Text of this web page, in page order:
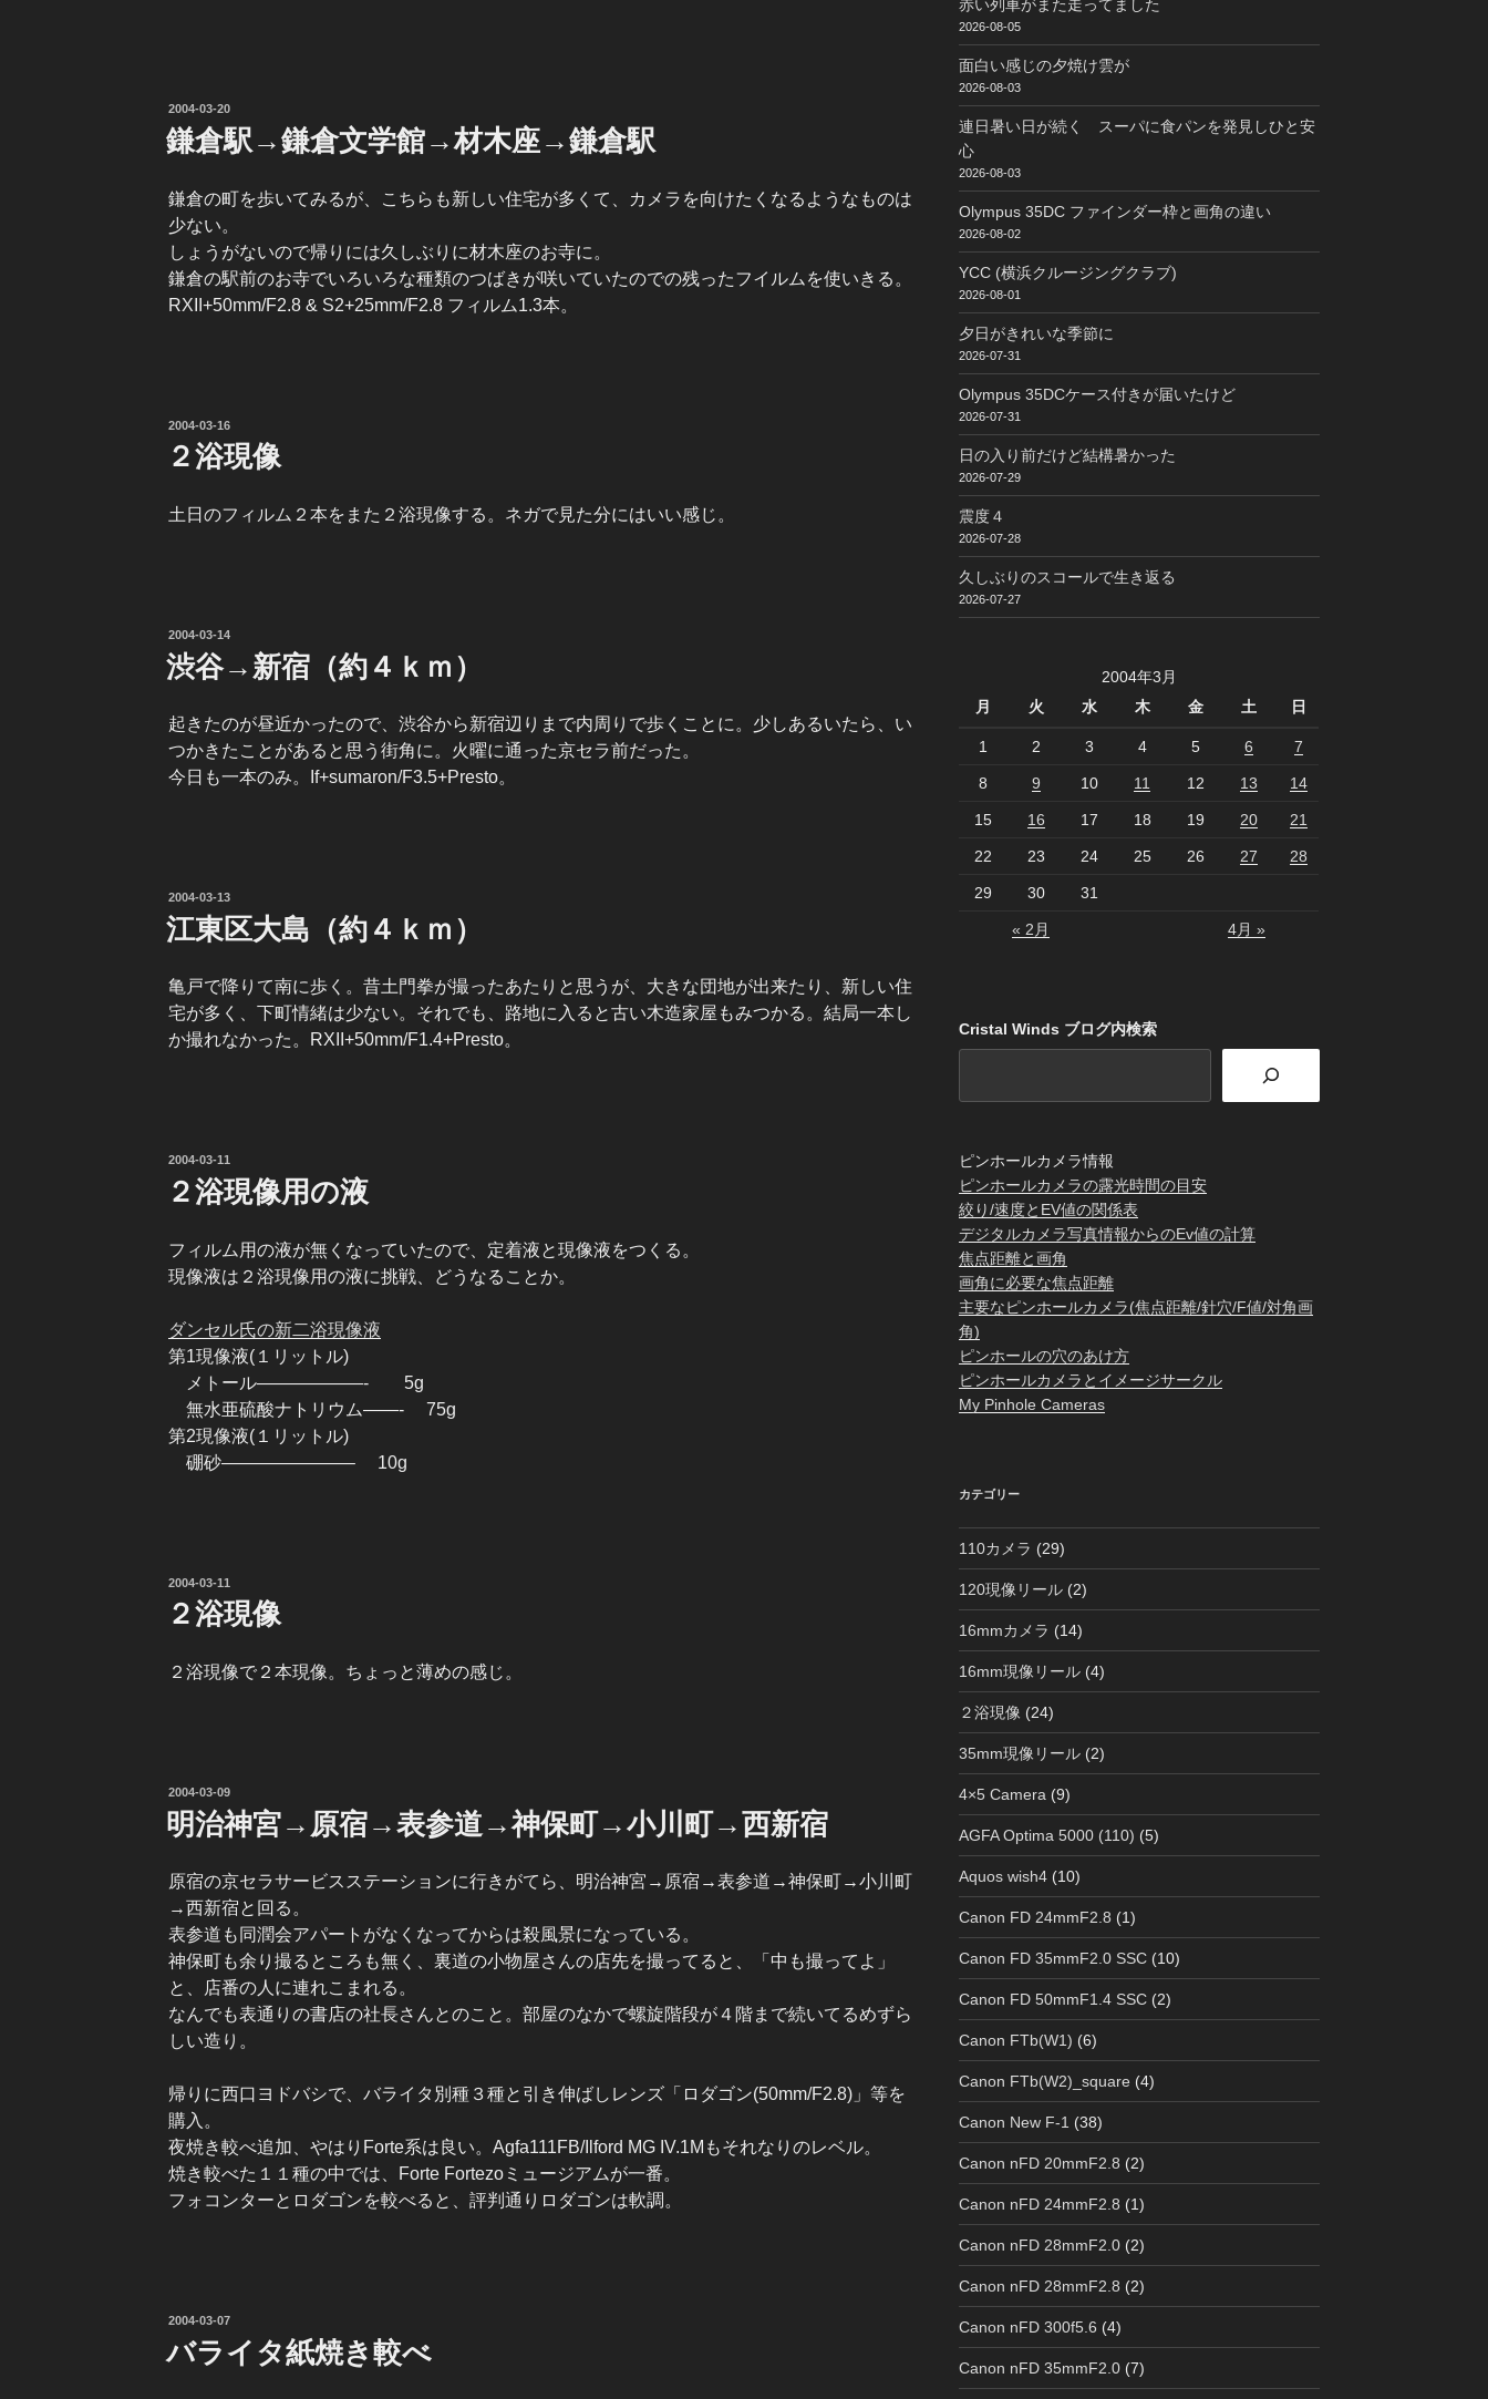
投
稿
日:
2004-03-20
鎌倉駅→鎌倉文学館→材木座→鎌倉駅
鎌倉の町を歩いてみるが、こちらも新しい住宅が多くて、カメラを向けたくなるようなものは
少ない。
しょうがないので帰りには久しぶりに材木座のお寺に。
鎌倉の駅前のお寺でいろいろな種類のつばきが咲いていたのでの残ったフイルムを使いきる。
RXII+50mm/F2.8 & S2+25mm/F2.8 フィルム1.3本。
投
日:
2004-03-16
２浴現像
土日のフィルム２本をまた２浴現像する。ネガで見た分にはいい感じ。
投
稿
日:
2004-03-14
渋谷→新宿（約４ｋｍ）
起きたのが昼近かったので、渋谷から新宿辺りまで内周りで歩くことに。少しあるいたら、い
つかきたことがあると思う街角に。火曜に通った京セラ前だった。
今日も一本のみ。If+sumaron/F3.5+Presto。
投
稿
日:
2004-03-13
江東区大島（約４ｋｍ）
亀戸で降りて南に歩く。昔土門拳が撮ったあたりと思うが、大きな団地が出来たり、新しい住
宅が多く、下町情緒は少ない。それでも、路地に入ると古い木造家屋もみつかる。結局一本し
か撮れなかった。RXII+50mm/F1.4+Presto。
投
日:
2004-03-11
２浴現像用の液
フィルム用の液が無くなっていたので、定着液と現像液をつくる。
現像液は２浴現像用の液に挑戦、どうなることか。
ダンセル氏の新二浴現像液
第1現像液(１リットル)
メトール——————- 5g
無水亜硫酸ナトリウム——- 75g
第2現像液(１リットル)
硼砂———————– 10g
投
日:
2004-03-11
２浴現像
２浴現像で２本現像。ちょっと薄めの感じ。
投
稿
日:
2004-03-09
明治神宮→原宿→表参道→神保町→小川町→西新宿
原宿の京セラサービスステーションに行きがてら、明治神宮→原宿→表参道→神保町→小川町
→西新宿と回る。
表参道も同潤会アパートがなくなってからは殺風景になっている。
神保町も余り撮るところも無く、裏道の小物屋さんの店先を撮ってると、「中も撮ってよ」
と、店番の人に連れこまれる。
なんでも表通りの書店の社長さんとのこと。部屋のなかで螺旋階段が４階まで続いてるめずら
しい造り。
帰りに西口ヨドバシで、バライタ別種３種と引き伸ばしレンズ「ロダゴン(50mm/F2.8)」等を
購入。
夜焼き較べ追加、やはりForte系は良い。Agfa111FB/Ilford MG IV.1Mもそれなりのレベル。
焼き較べた１１種の中では、Forte Fortezoミュージアムが一番。
フォコンターとロダゴンを較べると、評判通りロダゴンは軟調。
投
日:
2004-03-07
バライタ紙焼き較べ
赤い列車がまた走ってました
2026-08-05
面白い感じの夕焼け雲が
2026-08-03
連日暑い日が続く スーパに食パンを発見しひと安
心
2026-08-03
Olympus 35DC ファインダー枠と画角の違い
2026-08-02
YCC (横浜クルージングクラブ)
2026-08-01
夕日がきれいな季節に
2026-07-31
Olympus 35DCケース付きが届いたけど
2026-07-31
日の入り前だけど結構暑かった
2026-07-29
震度４
2026-07-28
久しぶりのスコールで生き返る
2026-07-27
2004年3月
月
火 水 木 金 土 日
1 2 3 4 5 6 7
8 9 10 11 12 13 14
15 16 17 18 19 20 21
22 23 24 25 26 27 28
29 30 31
« 2月 4月 »
Cristal Winds ブログ内検索
ピンホールカメラ情報
ピンホールカメラの露光時間の目安
絞り/速度とEV値の関係表
デジタルカメラ写真情報からのEv値の計算
焦点距離と画角
画角に必要な焦点距離
主要なピンホールカメラ(焦点距離/針穴/F値/対角画
角)
ピンホールの穴のあけ方
ピンホールカメラとイメージサークル
My Pinhole Cameras
カテゴリー
110カメラ (29)
120現像リール (2)
16mmカメラ (14)
16mm現像リール (4)
２浴現像 (24)
35mm現像リール (2)
4×5 Camera (9)
AGFA Optima 5000 (110) (5)
Aquos wish4 (10)
Canon FD 24mmF2.8 (1)
Canon FD 35mmF2.0 SSC (10)
Canon FD 50mmF1.4 SSC (2)
Canon FTb(W1) (6)
Canon FTb(W2)_square (4)
Canon New F-1 (38)
Canon nFD 20mmF2.8 (2)
Canon nFD 24mmF2.8 (1)
Canon nFD 28mmF2.0 (2)
Canon nFD 28mmF2.8 (2)
Canon nFD 300f5.6 (4)
Canon nFD 35mmF2.0 (7)